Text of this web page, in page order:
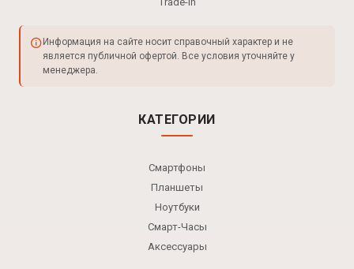
Информация на сайте носит справочный характер и не
является публичной офертой. Все условия уточняйте у
менеджера.
КАТЕГОРИИ
Смартфоны
Планшеты
Ноутбуки
Смарт-Часы
Аксессуары